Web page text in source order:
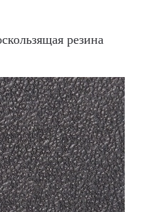
резина